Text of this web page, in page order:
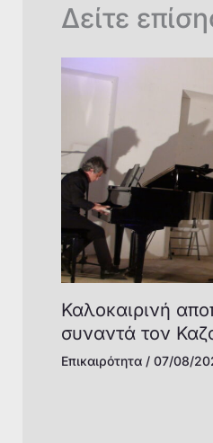
Δείτε
Καλοκαιρινή
συναντά τον
Επικαιρότητα/ 07/08/